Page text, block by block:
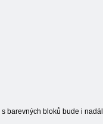
barevných bloků bude i